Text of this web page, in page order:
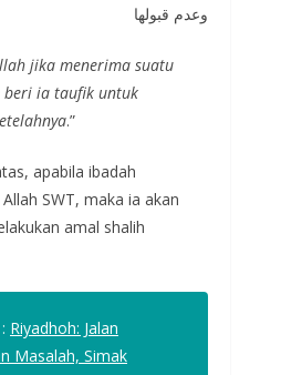
وعدم قبولها
jika menerima suatu
beri ia taufik untuk
.”
apabila ibadah
SWT, maka ia akan
amal shalih
Riyadhoh: Jalan
Masalah, Simak